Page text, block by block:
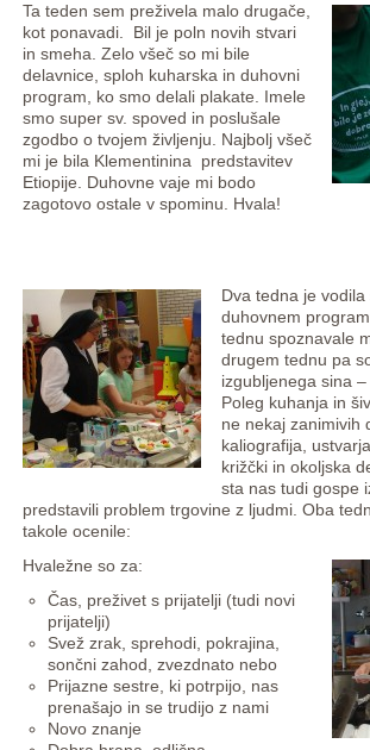
Ta teden sem preživela malo drugače,
kot ponavadi. Bil je poln novih stvari
in smeha. Zelo všeč so mi bile
delavnice, sploh kuharska in duhovni
program, ko smo delali plakate. Imele
smo super sv. spoved in poslušale
zgodbo o tvojem življenju. Najbolj všeč
mi je bila Klementinina predstavitev
Etiopije. Duhovne vaje mi bodo
zagotovo ostale v spominu. Hvala!
Dva tedna je vodila
duhovnem
tednu spoznavale
drugem tednu pa
izgubljenega sina –
Poleg kuhanja in
ne nekaj zanimivih
kaliografija,
križčki in okoljska
sta nas tudi gospe
predstavili problem trgovine z ljudmi. Oba
takole ocenile:
Hvaležne so za:
Čas, preživet s prijatelji (tudi novi
prijatelji)
Svež zrak, sprehodi, pokrajina,
sončni zahod, zvezdnato nebo
Prijazne sestre, ki potrpijo, nas
prenašajo in se trudijo z nami
Novo znanje